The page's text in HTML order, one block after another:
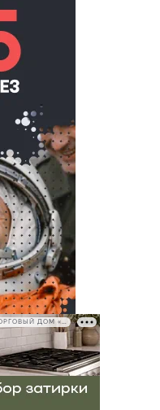
РЕКЛАМА • ООО СТРОИТЕЛЬНЫЙ ТОРГОВЫЙ ДОМ «ПЕТРОВИЧ», ИНН 7802348846